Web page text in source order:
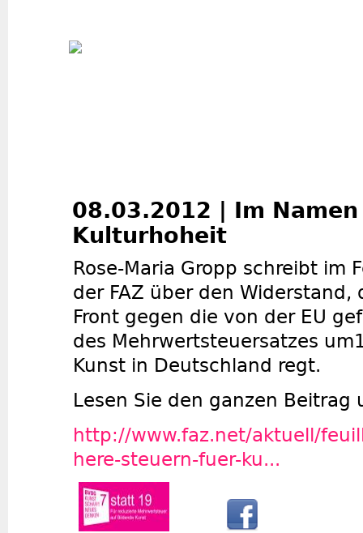
08.03.2012 | Im
Kulturhoheit
Rose-Maria Gropp schreibt im
der FAZ über den Widerstand,
Front gegen die von der EU
des Mehrwertsteuersatzes
Kunst in Deutschland regt.
Lesen Sie den ganzen Beitrag
http://www.faz.net/aktuell/
here-steuern-fuer-ku...